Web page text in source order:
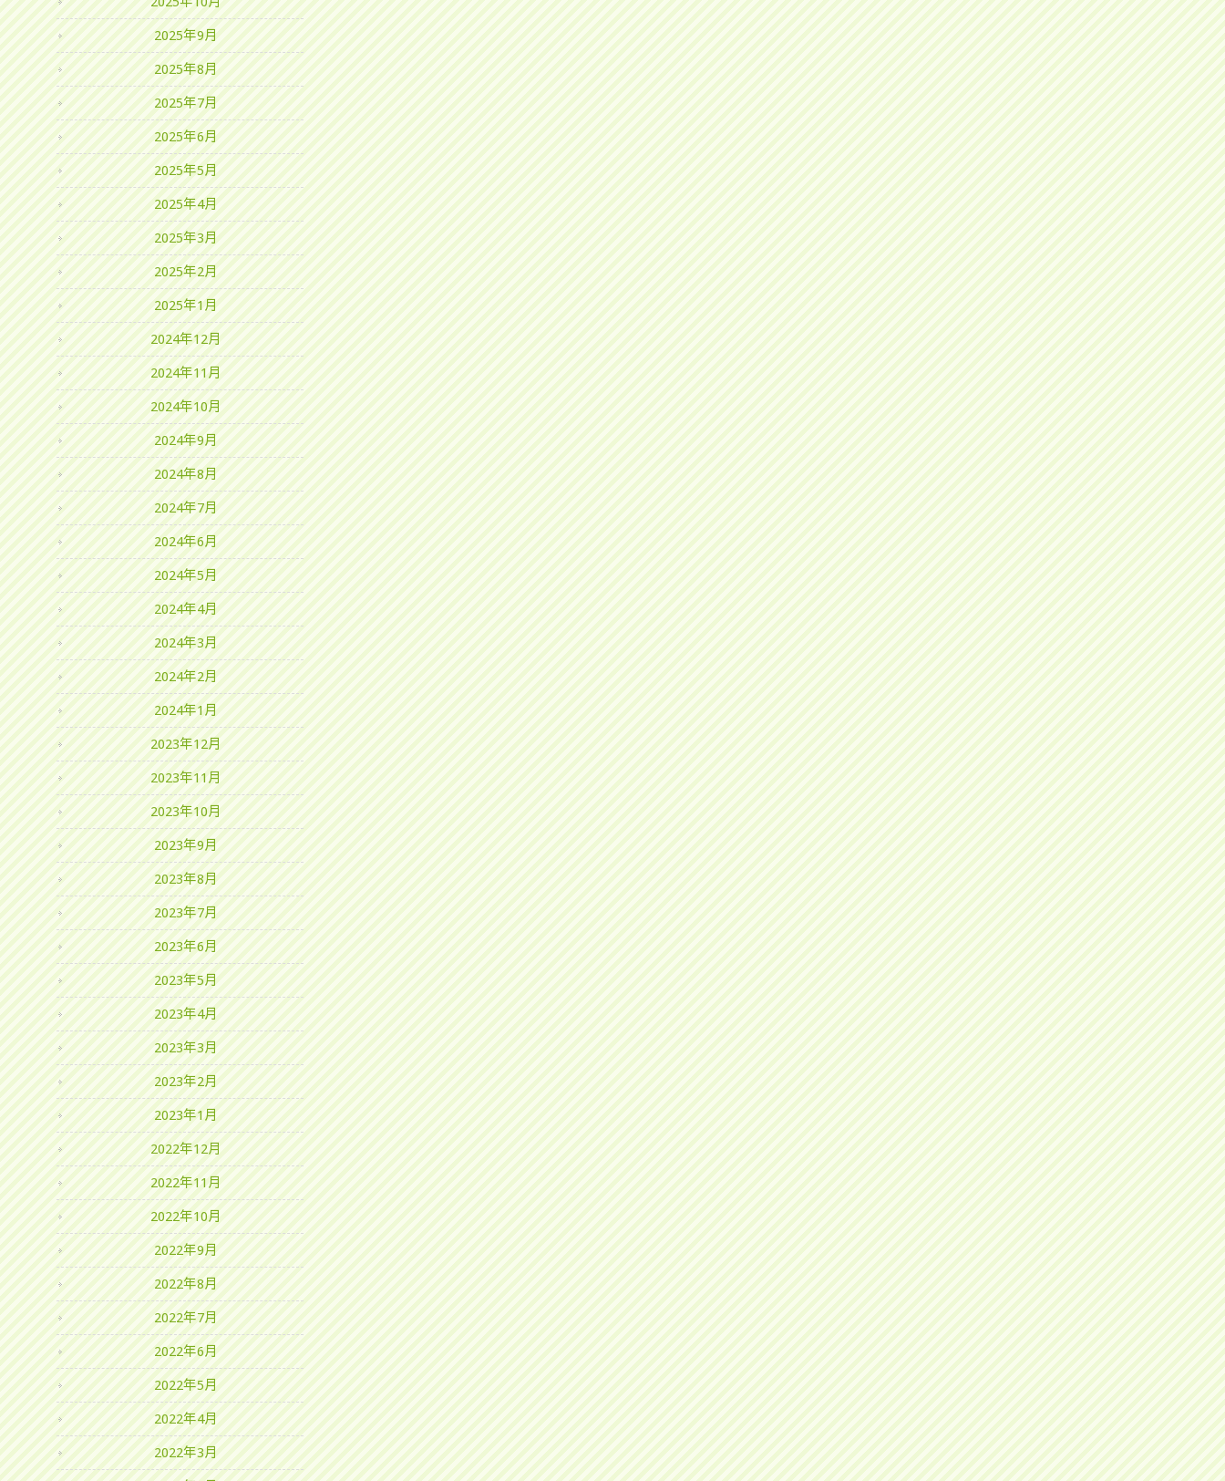
2025年9月
2025年8月
2025年7月
2025年6月
2025年5月
2025年4月
2025年3月
2025年2月
2025年1月
2024年12月
2024年11月
2024年10月
2024年9月
2024年8月
2024年7月
2024年6月
2024年5月
2024年4月
2024年3月
2024年2月
2024年1月
2023年12月
2023年11月
2023年10月
2023年9月
2023年8月
2023年7月
2023年6月
2023年5月
2023年4月
2023年3月
2023年2月
2023年1月
2022年12月
2022年11月
2022年10月
2022年9月
2022年8月
2022年7月
2022年6月
2022年5月
2022年4月
2022年3月